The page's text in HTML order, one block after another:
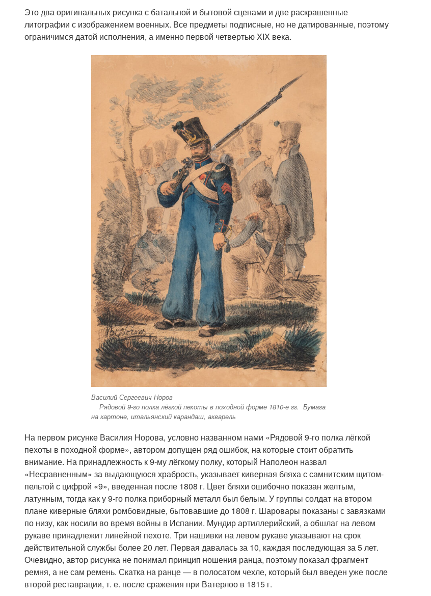
Это два оригинальных рисунка с батальной и бытовой сценами и две раскрашенные
литографии с изображением военных. Все предметы подписные, но не датированные, поэтому
ограничимся датой исполнения, а именно первой четвертью XIX века.
Василий Сергеевич Норов ⠀
Рядовой 9-го полка лёгкой пехоты в походной форме 1810-е гг. Бумага
на картоне, итальянский карандаш, акварель
На первом рисунке Василия Норова, условно названном нами «Рядовой 9-го полка лёгкой
пехоты в походной форме», автором допущен ряд ошибок, на которые стоит обратить
внимание. На принадлежность к 9-му лёгкому полку, который Наполеон назвал
«Несравненным» за выдающуюся храбрость, указывает киверная бляха с самнитским щитом-
пельтой с цифрой «9», введенная после 1808 г. Цвет бляхи ошибочно показан желтым,
латунным, тогда как у 9-го полка приборный металл был белым. У группы солдат на втором
плане киверные бляхи ромбовидные, бытовавшие до 1808 г. Шаровары показаны с завязками
по низу, как носили во время войны в Испании. Мундир артиллерийский, а обшлаг на левом
рукаве принадлежит линейной пехоте. Три нашивки на левом рукаве указывают на срок
действительной службы более 20 лет. Первая давалась за 10, каждая последующая за 5 лет.
Очевидно, автор рисунка не понимал принцип ношения ранца, поэтому показал фрагмент
ремня, а не сам ремень. Скатка на ранце — в полосатом чехле, который был введен уже после
второй реставрации, т. е. после сражения при Ватерлоо в 1815 г.